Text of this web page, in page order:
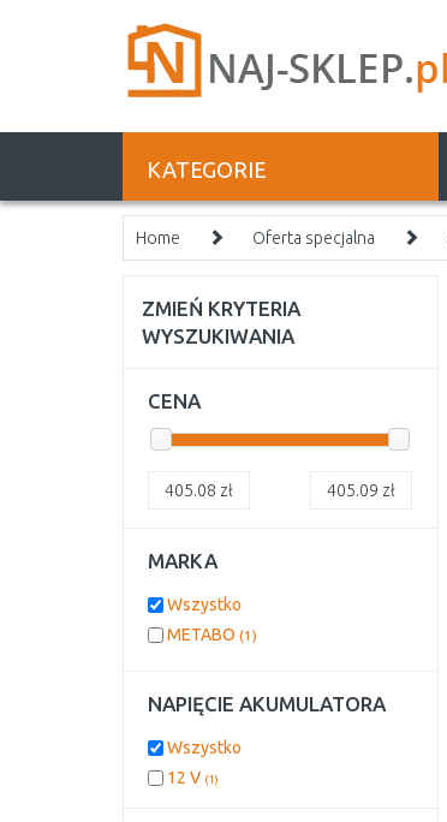
KATEGORIE
Home Oferta specjalna
ZMIEŃ KRYTERIA
WYSZUKIWANIA
CENA
405.08 zł 405.09 zł
MARKA
Wszystko
METABO (1)
NAPIĘCIE AKUMULATORA
Wszystko
12 V (1)